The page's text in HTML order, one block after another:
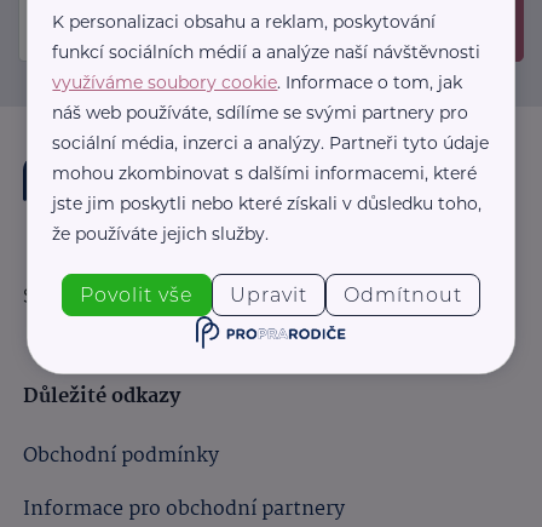
Odeslat
Sledujte nás:
Důležité odkazy
Obchodní podmínky
Informace pro obchodní partnery
K personalizaci obsahu a reklam, poskytování
funkcí sociálních médií a analýze naší návštěvnosti
využíváme soubory cookie. Informace o tom, jak
náš web používáte, sdílíme se svými partnery pro
sociální média, inzerci a analýzy. Partneři tyto údaje
mohou zkombinovat s dalšími informacemi, které
jste jim poskytli nebo které získali v důsledku toho,
že používáte jejich služby.
Povolit vše Upravit Odmítnout